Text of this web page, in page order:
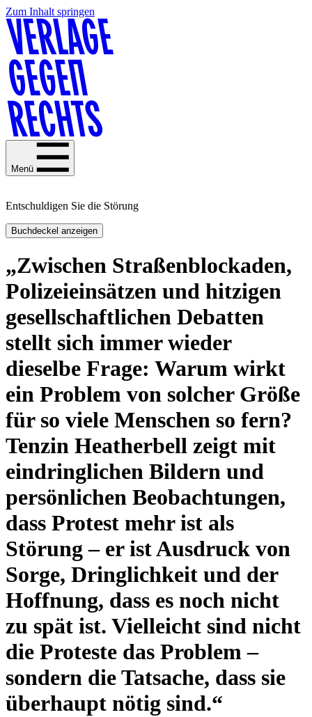
Zum Inhalt springen
Menü
Entschuldigen Sie die Störung
Buchdeckel anzeigen
„Zwischen Straßenblockaden,
Polizeieinsätzen und hitzigen
gesellschaftlichen Debatten
stellt sich immer wieder
dieselbe Frage: Warum wirkt
ein Problem von solcher Größe
für so viele Menschen so fern?
Tenzin Heatherbell zeigt mit
eindringlichen Bildern und
persönlichen Beobachtungen,
dass Protest mehr ist als
Störung – er ist Ausdruck von
Sorge, Dringlichkeit und der
Hoffnung, dass es noch nicht
zu spät ist. Vielleicht sind nicht
die Proteste das Problem –
sondern die Tatsache, dass sie
überhaupt nötig sind.“